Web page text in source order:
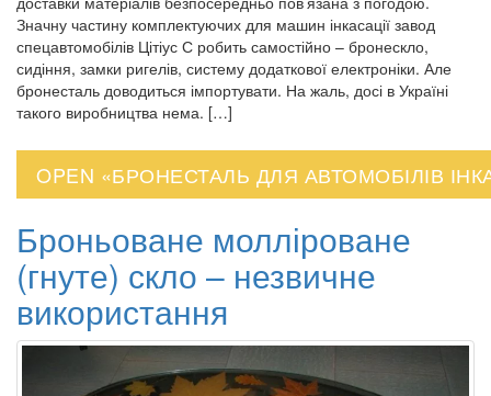
Значну частину комплектуючих для машин інкасації завод
спецавтомобілів Цітіус С робить самостійно – бронескло,
сидіння, замки ригелів, систему додаткової електроніки. Але
бронесталь доводиться імпортувати. На жаль, досі в Україні
такого виробництва нема. […]
OPEN «БРОНЕСТАЛЬ ДЛЯ АВТОМОБІЛІВ
Броньоване молліроване
(гнуте) скло – незвичне
використання